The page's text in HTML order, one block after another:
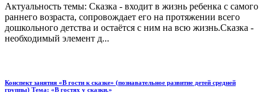
Актуальность темы: Сказка - входит в жизнь ребенка с самого
раннего возраста, сопровождает его на протяжении всего
дошкольного детства и остаётся с ним на всю жизнь.Сказка -
необходимый элемент д...
Конспект занятия «В гости к сказке» (познавательное развитие детей средней
группы) Тема: «В гостях у сказки.»